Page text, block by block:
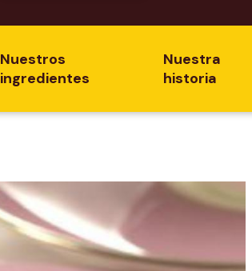
Nuestros
ingredientes
Nuestra
historia